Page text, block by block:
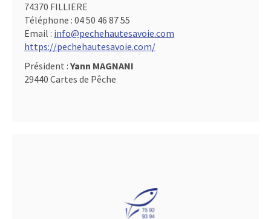
74370 FILLIERE
Téléphone : 04 50 46 87 55
Email : info@pechehautesavoie.com
https://pechehautesavoie.com/
Président : Yann MAGNANI
29440 Cartes de Pêche